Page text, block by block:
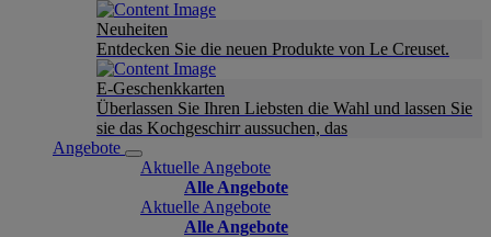
Neuheiten
Entdecken Sie die neuen Produkte von Le Creuset.
E-Geschenkkarten
Überlassen Sie Ihren Liebsten die Wahl und lassen Sie
sie das Kochgeschirr aussuchen, das
Angebote
Aktuelle Angebote
Alle Angebote
Aktuelle Angebote
Alle Angebote